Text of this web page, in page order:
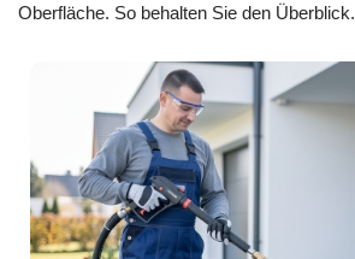
Oberfläche. So behalten Sie den Überblick.